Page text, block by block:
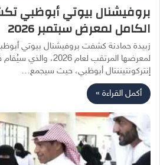
بروفيشنال بيوتي أبوظبي
الكامل لمعرض سبتمبر 2026
زبيدة حمادنة كشفت بروفيشنال بيوتي
إنتركونتيننتال أبوظبي، حيث سيجمع…
أكمل القراءة »